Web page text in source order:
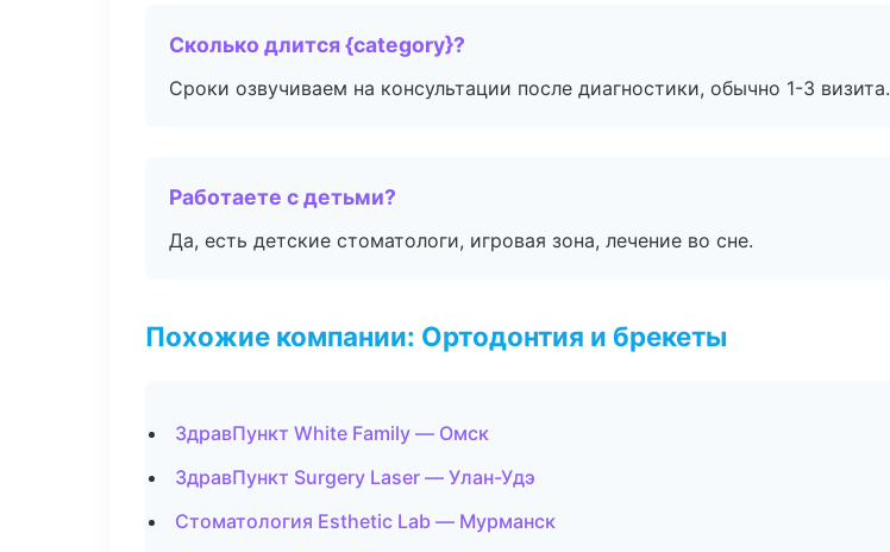
Сколько длится {category}?
Сроки озвучиваем на консультации после диагностики, обычно 1-3 визита.
Работаете с детьми?
Да, есть детские стоматологи, игровая зона, лечение во сне.
Похожие компании: Ортодонтия и брекеты
ЗдравПункт White Family — Омск
ЗдравПункт Surgery Laser — Улан-Удэ
Стоматология Esthetic Lab — Мурманск